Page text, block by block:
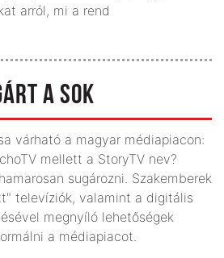
arról, mi a rend
A SOK
várható a magyar médiapiacon:
mellett a StoryTV nev?
sugározni. Szakemberek
televíziók, valamint a digitális
megnyíló lehetőségek
a médiapiacot.